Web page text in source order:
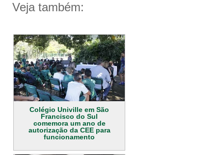
Veja também:
Colégio Univille em São
Francisco do Sul
comemora um ano de
autorização da CEE para
funcionamento